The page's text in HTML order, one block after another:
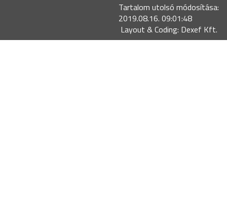
Tartalom utolsó módosítása:
2019.08.16. 09:01:48
Layout & Coding: Dexef Kft.